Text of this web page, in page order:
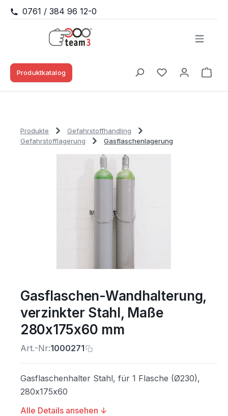
Zum Hauptinhalt springen
0761 / 384 96 12-0
Produktkatalog
Du hast 0
Produkte
Gefahrstoffhandling
Gefahrstofflagerung
Gasflaschenlagerung
Bildergalerie überspringen
Gasflaschen-Wandhalterung,
verzinkter Stahl, Maße
280x175x60 mm
Art.-Nr:1000271
Gasflaschenhalter Stahl, für 1 Flasche (Ø230),
280x175x60
Alle Details ansehen ↓